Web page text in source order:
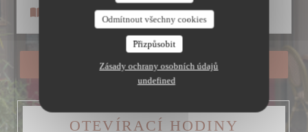
Odmítnout všechny cookies
Přizpůsobit
Zásady ochrany osobních údajů
undefined
OTEVÍRACÍ HODINY
REZERVOVAT STŮL